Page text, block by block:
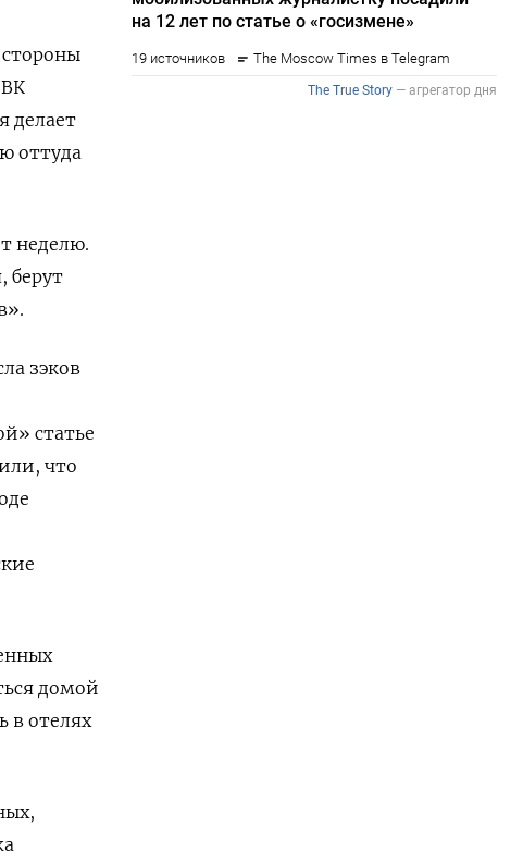
делает
оттуда
неделю.
берут
зэков
статье
что
домой
в отелях